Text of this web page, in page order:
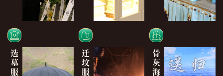
选
墓
服
迁
坟
服
骨
灰
海